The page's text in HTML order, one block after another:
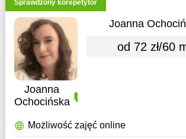
Sprawdzony korepetytor
Joanna
Ochocińska
Joanna
od 72 zł/60
Możliwość zajęć online